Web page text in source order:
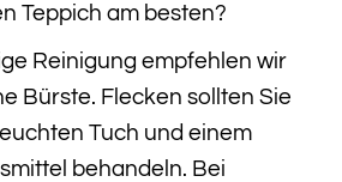
Teppich am besten?
Reinigung empfehlen wir
Bürste. Flecken sollten Sie
Tuch und einem
behandeln. Bei